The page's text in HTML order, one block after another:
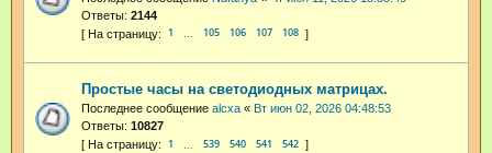
Ответы: 2144
1 105 106 107 108
Простые часы на светодиодных матрицах.
Последнее сообщение alcxa « Вт июн 02, 2026 04:48:53
Ответы: 10827
1 539 540 541 542